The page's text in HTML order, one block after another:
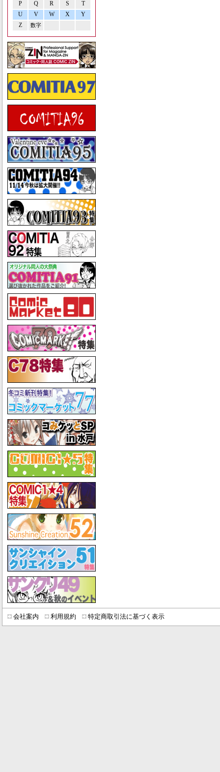
P Q R S
T
U
V W X
Y
Z
数字
会社案内 利用規約 特定商取引法に基づく表示